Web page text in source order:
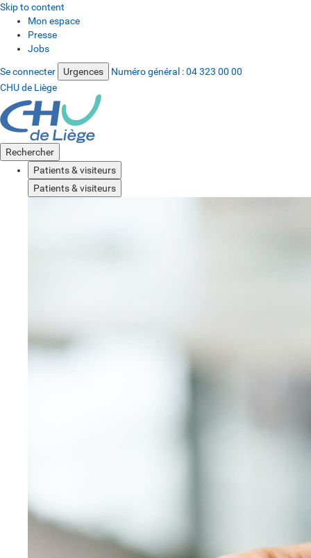
Skip to content
Mon espace
Presse
Jobs
Se connecter Urgences Numéro général :04 323 00 00
CHU de Liège
Rechercher
Patients & visiteurs
Patients & visiteurs